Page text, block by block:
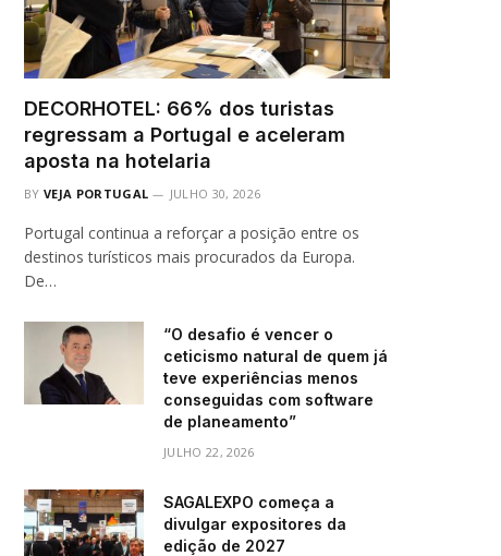
DECORHOTEL: 66% dos turistas
regressam a Portugal e aceleram
aposta na hotelaria
BY VEJA PORTUGAL JULHO 30, 2026
Portugal continua a reforçar a posição entre os
destinos turísticos mais procurados da Europa.
De…
“O desafio é vencer o
ceticismo natural de quem já
teve experiências menos
conseguidas com software
de planeamento”
JULHO 22, 2026
SAGALEXPO começa a
divulgar expositores da
edição de 2027